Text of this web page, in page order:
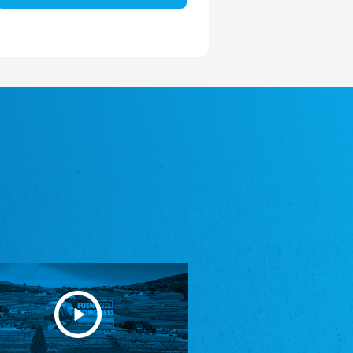
Domowina – Association of Lusatian Sorbs
Youth of European Nationalities (YEN)
Youth of European Nationalities (YEN)
Zentralrat der Jenischen in Deutschland
e.V.
Central Council of Yenish in Germany
Zentralrat Deutscher Sinti und Roma